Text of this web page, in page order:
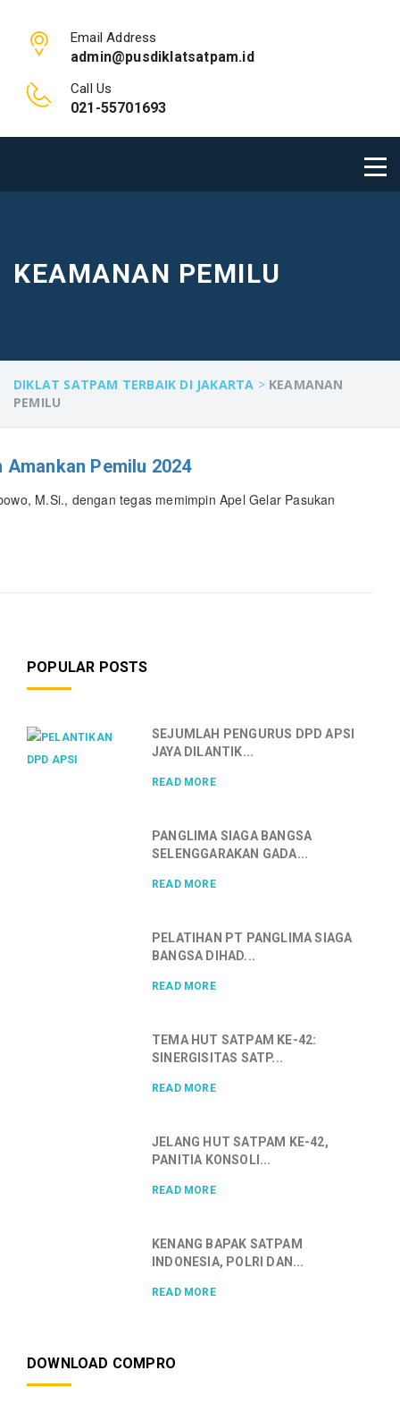
Email Address
admin@pusdiklatsatpam.id
Call Us
021-55701693
KEAMANAN PEMILU
DIKLAT SATPAM TERBAIK DI JAKARTA > KEAMANAN
PEMILU
Pemilu 2024
M.Si., dengan tegas memimpin Apel Gelar Pasukan
POPULAR POSTS
SEJUMLAH PENGURUS DPD APSI
JAYA DILANTIK...
READ MORE
PANGLIMA SIAGA BANGSA
SELENGGARAKAN GADA...
READ MORE
PELATIHAN PT PANGLIMA SIAGA
BANGSA DIHAD...
READ MORE
TEMA HUT SATPAM KE-42:
SINERGISITAS SATP...
READ MORE
JELANG HUT SATPAM KE-42,
PANITIA KONSOLI...
READ MORE
KENANG BAPAK SATPAM
INDONESIA, POLRI DAN...
READ MORE
DOWNLOAD COMPRO